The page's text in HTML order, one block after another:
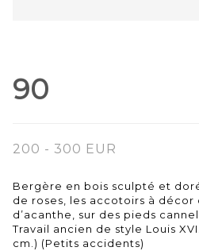
90
200 - 300 EUR
Bergère en bois sculpté et
de roses, les accotoirs à décor
d’acanthe, sur des pieds
Travail ancien de style Louis
cm.) (Petits accidents)